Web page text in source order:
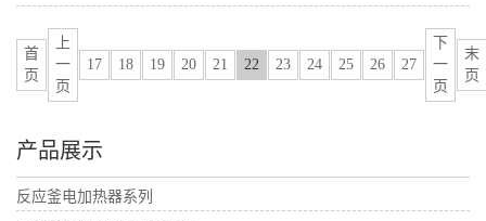
首
页
上
一
页
17 18 19 20 21 22 23 24 25 26 27
下
一
页
末
页
产品展示
反应釜电加热器系列